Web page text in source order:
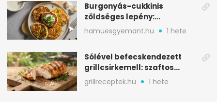
Burgonyás-cukkinis
zöldséges lepény:
aranybarna, szaftos, hús
nélkül is
hamuesgyemant.hu 1 hete
Sólével befecskendezett
grillcsirkemell: szaftos
marad, nem szárad ki
grillreceptek.hu 1 hete